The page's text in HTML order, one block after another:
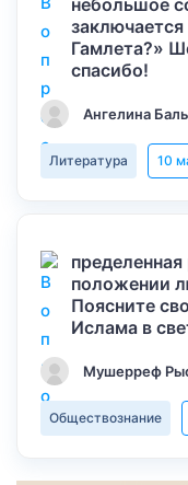
небольшое
Гамлета?»
спасибо!
Ангелина
Литература 10
положении
Поясните
Ислама в
Мушерреф
Обществознание